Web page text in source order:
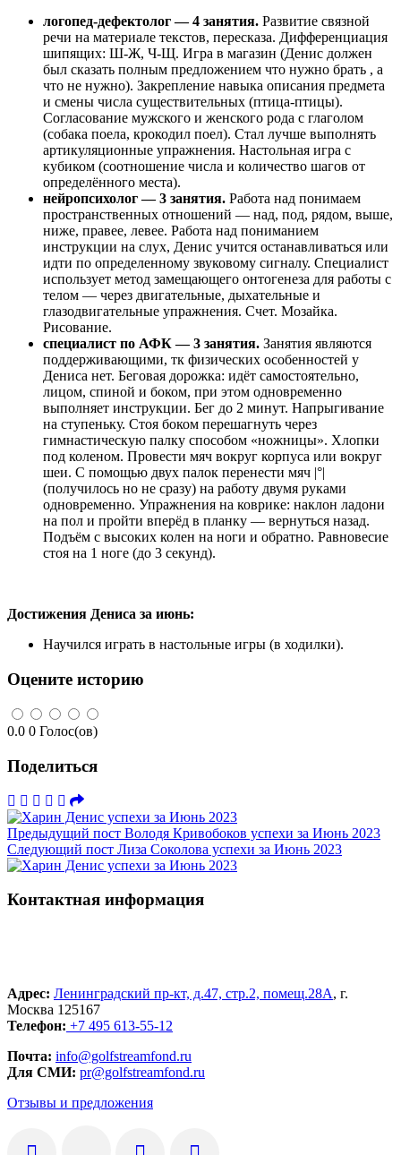
логопед-дефектолог — 4 занятия. Развитие связной
речи на материале текстов, пересказа. Дифференциация
шипящих: Ш-Ж, Ч-Щ. Игра в магазин (Денис должен
был сказать полным предложением что нужно брать , а
что не нужно). Закрепление навыка описания предмета
и смены числа существительных (птица-птицы).
Согласование мужского и женского рода с глаголом
(собака поела, крокодил поел). Стал лучше выполнять
артикуляционные упражнения. Настольная игра с
кубиком (соотношение числа и количество шагов от
определённого места).
нейропсихолог — 3 занятия. Работа над понимаем
пространственных отношений — над, под, рядом, выше,
ниже, правее, левее. Работа над пониманием
инструкции на слух, Денис учится останавливаться или
идти по определенному звуковому сигналу. Специалист
использует метод замещающего онтогенеза для работы с
телом — через двигательные, дыхательные и
глазодвигательные упражнения. Счет. Мозайка.
Рисование.
специалист по АФК — 3 занятия. Занятия являются
поддерживающими, тк физических особенностей у
Дениса нет. Беговая дорожка: идёт самостоятельно,
лицом, спиной и боком, при этом одновременно
выполняет инструкции. Бег до 2 минут. Напрыгивание
на ступеньку. Стоя боком перешагнуть через
гимнастическую палку способом «ножницы». Хлопки
под коленом. Провести мяч вокруг корпуса или вокруг
шеи. С помощью двух палок перенести мяч |°|
(получилось но не сразу) на работу двумя руками
одновременно. Упражнения на коврике: наклон ладони
на пол и пройти вперёд в планку — вернуться назад.
Подъём с высоких колен на ноги и обратно. Равновесие
стоя на 1 ноге (до 3 секунд).
Достижения Дениса за июнь:
Научился играть в настольные игры (в ходилки).
Оцените историю
0.0 0 Голос(ов)
Поделиться
Предыдущий пост Володя Кривобоков успехи за Июнь 2023
Следующий пост Лиза Соколова успехи за Июнь 2023
Контактная информация
Адрес: Ленинградский пр-кт, д.47, стр.2, помещ.28А, г.
Москва 125167
Телефон: +7 495 613-55-12
Почта: info@golfstreamfond.ru
Для СМИ: pr@golfstreamfond.ru
Отзывы и предложения